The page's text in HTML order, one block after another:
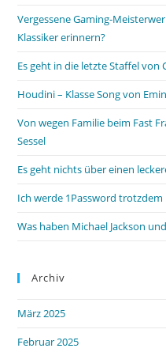
Vergessene Gaming-
Klassiker erinnern?
Es geht in die letzte Staffel von
Houdini – Klasse Song von
Von wegen Familie beim Fast
Sessel
Es geht nichts über einen
Ich werde 1Password
Was haben Michael Jackson
Archiv
März 2025
Februar 2025